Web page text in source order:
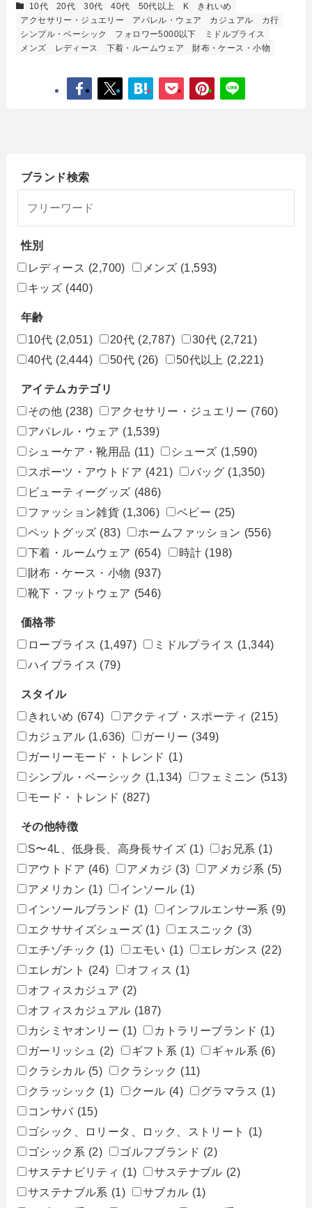
10代
20代 30代 40代 50代以上 K
きれいめ
アクセサリー・ジュエリー
アパレル・ウェア カジュアル
カ行
シンプル・ベーシック
フォロワー5000以下
ミドルプライス
メンズ
レディース 下着・ルームウェア 財布・ケース・小物
ブランド検索
性別
レディース (2,700) メンズ (1,593)
キッズ (440)
年齢
10代 (2,051) 20代 (2,787) 30代 (2,721)
40代 (2,444) 50代 (26) 50代以上 (2,221)
アイテムカテゴリ
その他 (238) アクセサリー・ジュエリー (760)
アパレル・ウェア (1,539)
シューケア・靴用品 (11) シューズ (1,590)
スポーツ・アウトドア (421) バッグ (1,350)
ビューティーグッズ (486)
ファッション雑貨 (1,306) ベビー (25)
ペットグッズ (83) ホームファッション (556)
下着・ルームウェア (654) 時計 (198)
財布・ケース・小物 (937)
靴下・フットウェア (546)
価格帯
ロープライス (1,497) ミドルプライス (1,344)
ハイプライス (79)
スタイル
きれいめ (674) アクティブ・スポーティ (215)
カジュアル (1,636) ガーリー (349)
ガーリーモード・トレンド (1)
シンプル・ベーシック (1,134) フェミニン (513)
モード・トレンド (827)
その他特徴
S〜4L、低身長、高身長サイズ (1) お兄系 (1)
アウトドア (46) アメカジ (3) アメカジ系 (5)
アメリカン (1) インソール (1)
インソールブランド (1) インフルエンサー系 (9)
エクササイズシューズ (1) エスニック (3)
エチゾチック (1) エモい (1) エレガンス (22)
エレガント (24) オフィス (1)
オフィスカジュア (2)
オフィスカジュアル (187)
カシミヤオンリー (1) カトラリーブランド (1)
ガーリッシュ
(2) ギフト系 (1) ギャル系 (6)
クラシカル (5) クラシック (11)
クラッシック (1) クール (4) グラマラス (1)
コンサバ (15)
ゴシック、ロリータ、ロック、ストリート
(1)
ゴシック系 (2) ゴルフブランド (2)
サステナビリティ (1) サステナブル (2)
サステナブル系 (1) サブカル (1)